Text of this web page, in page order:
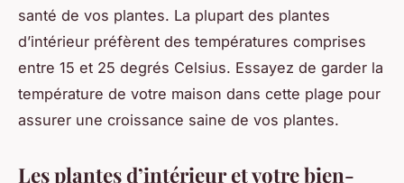
santé de vos plantes. La plupart des plantes
d’intérieur préfèrent des températures comprises
entre 15 et 25 degrés Celsius. Essayez de garder la
température de votre maison dans cette plage pour
assurer une croissance saine de vos plantes.
Les plantes d’intérieur et votre bien-